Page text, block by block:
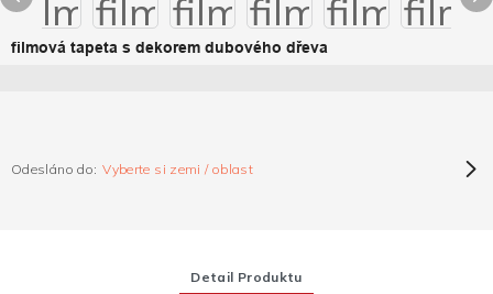
filmová tapeta s dekorem dubového dřeva
Odesláno do: Vyberte si zemi / oblast
Detail Produktu